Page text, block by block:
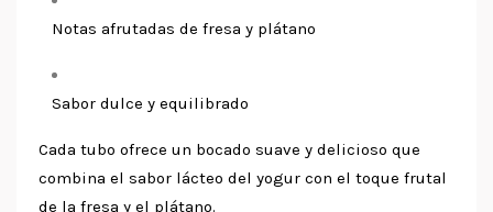
Notas afrutadas de fresa y plátano
Sabor dulce y equilibrado
Cada tubo ofrece un bocado suave y delicioso que
combina el sabor lácteo del yogur con el toque frutal
de la fresa y el plátano.